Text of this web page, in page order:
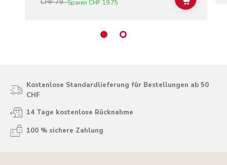
CHF 79.-Sparen CHF 19.75 ADD TO
Kostenlose Standardlieferung für Bestellungen ab 50
CHF
14 Tage kostenlose Rücknahme
100 % sichere Zahlung